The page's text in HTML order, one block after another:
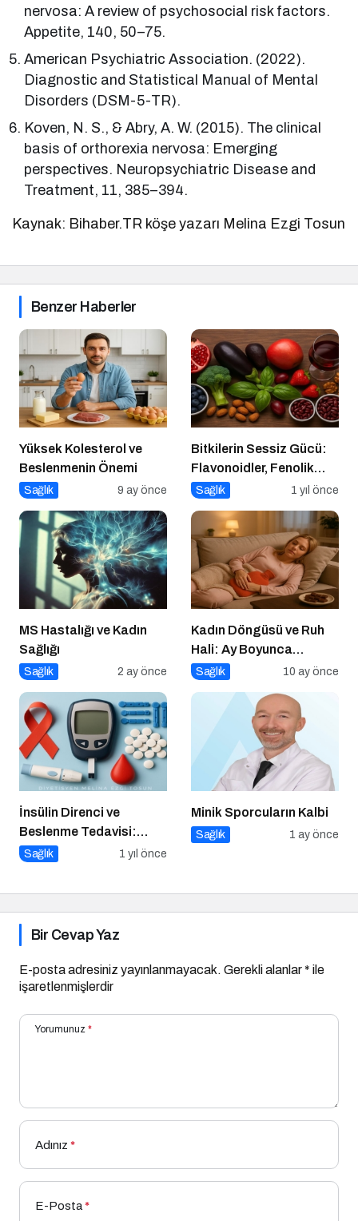
nervosa: A review of psychosocial risk factors.
Appetite, 140, 50–75.
American Psychiatric Association. (2022).
Diagnostic and Statistical Manual of Mental
Disorders (DSM-5-TR).
Koven, N. S., & Abry, A. W. (2015). The clinical
basis of orthorexia nervosa: Emerging
perspectives. Neuropsychiatric Disease and
Treatment, 11, 385–394.
Kaynak: Bihaber.TR köşe yazarı Melina Ezgi Tosun
Benzer Haberler
Yüksek Kolesterol ve
Beslenmenin Önemi
Sağlık 9 ay önce
Bitkilerin Sessiz Gücü:
Flavonoidler, Fenolik
Asitler ve Diğer
Sağlık 1 yıl önce
MS Hastalığı ve Kadın
Sağlığı
Sağlık 2 ay önce
Kadın Döngüsü ve Ruh
Hali: Ay Boyunca
Bedenine ve Duygularına
Sağlık 10 ay önce
İnsülin Direnci ve
Beslenme Tedavisi:
Düşük Glisemik İndeksli
Sağlık 1 yıl önce
Minik Sporcuların Kalbi
Sağlık 1 ay önce
Bir Cevap Yaz
E-posta adresiniz yayınlanmayacak. Gerekli alanlar* ile
işaretlenmişlerdir
Yorumunuz *
Adınız *
E-Posta*